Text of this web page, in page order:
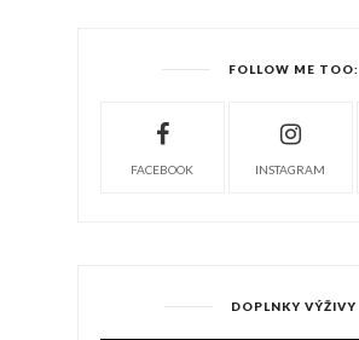
FOLLOW ME TOO:
FACEBOOK INSTAGRAM
DOPLNKY VÝŽIVY